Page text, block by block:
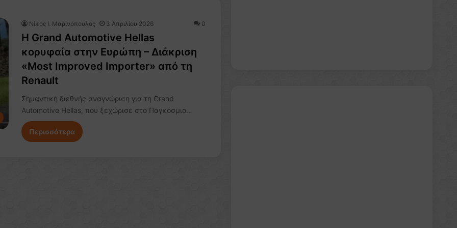
Nίκος Ι. Mαρινόπουλος 3 Απριλίου 2026 0
Η Grand Automotive Hellas
κορυφαία στην Ευρώπη – Διάκριση
«Most Improved Importer» από τη
Renault
Σημαντική διεθνής αναγνώριση για τη Grand
Automotive Hellas, που ξεχώρισε στο Παγκόσμιο…
Περισσότερα